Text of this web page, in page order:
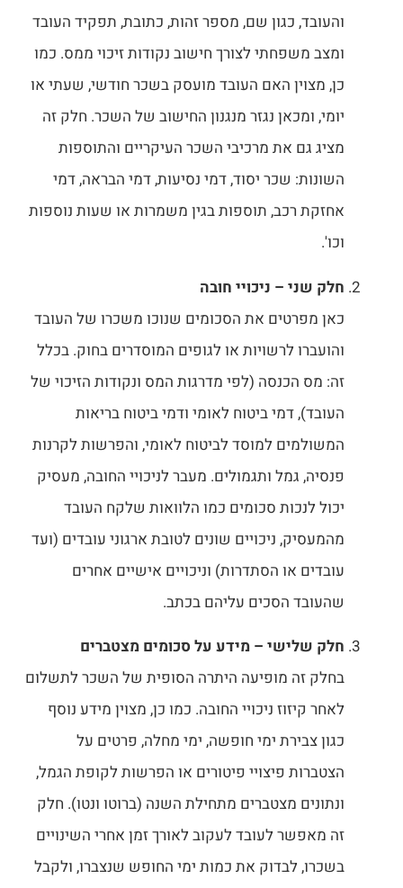
והעובד, כגון שם, מספר זהות, כתובת, תפקיד העובד
ומצב משפחתי לצורך חישוב נקודות זיכוי ממס. כמו
כן, מצוין האם העובד מועסק בשכר חודשי, שעתי או
יומי, ומכאן נגזר מנגנון החישוב של השכר. חלק זה
מציג גם את מרכיבי השכר העיקריים והתוספות
השונות: שכר יסוד, דמי נסיעות, דמי הבראה, דמי
אחזקת רכב, תוספות בגין משמרות או שעות נוספות
וכו'.
חלק שני – ניכויי חובה
כאן מפרטים את הסכומים שנוכו משכרו של העובד
והועברו לרשויות או לגופים המוסדרים בחוק. בכלל
זה: מס הכנסה (לפי מדרגות המס ונקודות הזיכוי של
העובד), דמי ביטוח לאומי ודמי ביטוח בריאות
המשולמים למוסד לביטוח לאומי, והפרשות לקרנות
פנסיה, גמל ותגמולים. מעבר לניכויי החובה, מעסיק
יכול לנכות סכומים כמו הלוואות שלקח העובד
מהמעסיק, ניכויים שונים לטובת ארגוני עובדים (ועד
עובדים או הסתדרות) וניכויים אישיים אחרים
שהעובד הסכים עליהם בכתב.
חלק שלישי – מידע על סכומים מצטברים
בחלק זה מופיעה היתרה הסופית של השכר לתשלום
לאחר קיזוז ניכויי החובה. כמו כן, מצוין מידע נוסף
כגון צבירת ימי חופשה, ימי מחלה, פרטים על
הצטברות פיצויי פיטורים או הפרשות לקופת הגמל,
ונתונים מצטברים מתחילת השנה (ברוטו ונטו). חלק
זה מאפשר לעובד לעקוב לאורך זמן אחרי השינויים
בשכרו, לבדוק את כמות ימי החופש שנצברו, ולקבל